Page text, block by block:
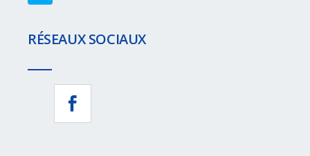
RÉSEAUX SOCIAUX